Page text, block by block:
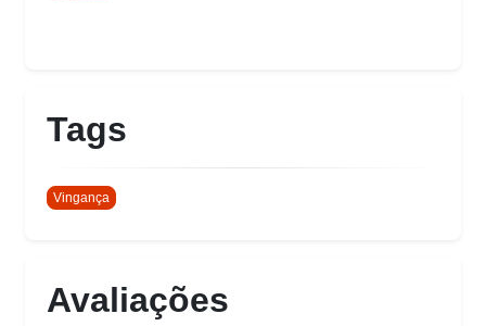
Tags
Vingança
Avaliações